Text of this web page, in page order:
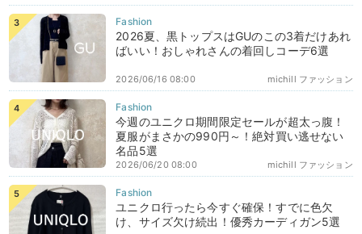
2026夏、黒トップスはGUのこの3着だけあれ
ばいい！おしゃれさんの着回しコーデ6選
michill ファッション
2026/06/16 08:00
今週のユニクロ期間限定セールが超太っ腹！
夏服がまさかの990円～！絶対買い逃せない
名品5選
michill ファッション
2026/06/20 08:00
ユニクロ行ったら今すぐ確保！すでに色欠
け、サイズ欠け続出！優秀カーディガン5選